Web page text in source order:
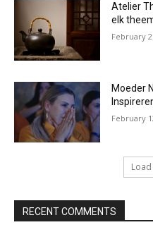
Atelier
elk
February
Moeder
February
RECENT COMMENTS